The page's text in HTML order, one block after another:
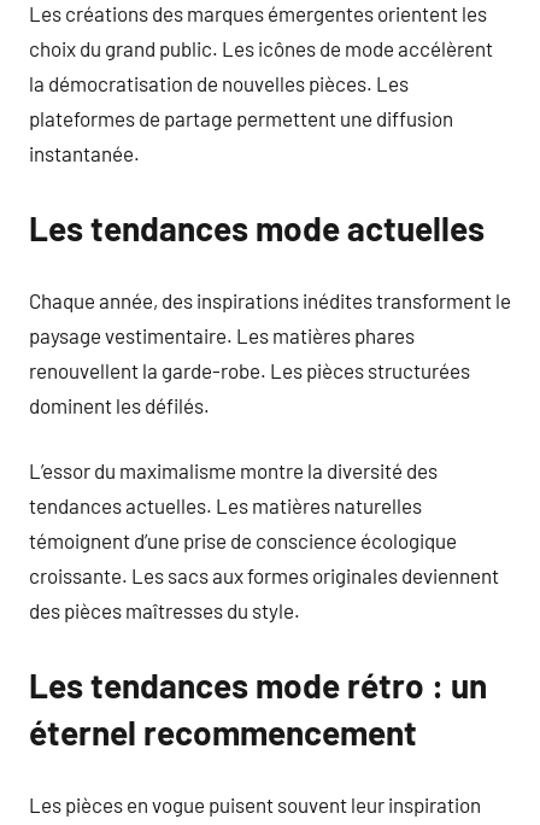
Les créations des marques émergentes orientent les
choix du grand public. Les icônes de mode accélèrent
la démocratisation de nouvelles pièces. Les
plateformes de partage permettent une diffusion
instantanée.
Les tendances mode actuelles
Chaque année, des inspirations inédites transforment le
paysage vestimentaire. Les matières phares
renouvellent la garde-robe. Les pièces structurées
dominent les défilés.
L’essor du maximalisme montre la diversité des
tendances actuelles. Les matières naturelles
témoignent d’une prise de conscience écologique
croissante. Les sacs aux formes originales deviennent
des pièces maîtresses du style.
Les tendances mode rétro : un
éternel recommencement
Les pièces en vogue puisent souvent leur inspiration